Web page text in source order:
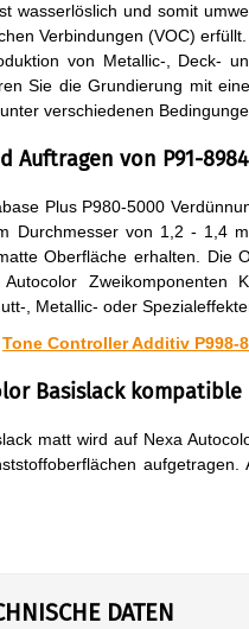
wasserlöslich und somit
Verbindungen (VOC)
von Metallic-, Deck-
Sie die Grundierung mit
verschiedenen
Auftragen von P91-
Plus P980-5000
Durchmesser von 1,2 - 1,4
Oberfläche erhalten. Die
Zweikomponenten
, Metallic- oder
Tone Controller Additiv P998-
Basislack
matt wird auf Nexa
DATEN